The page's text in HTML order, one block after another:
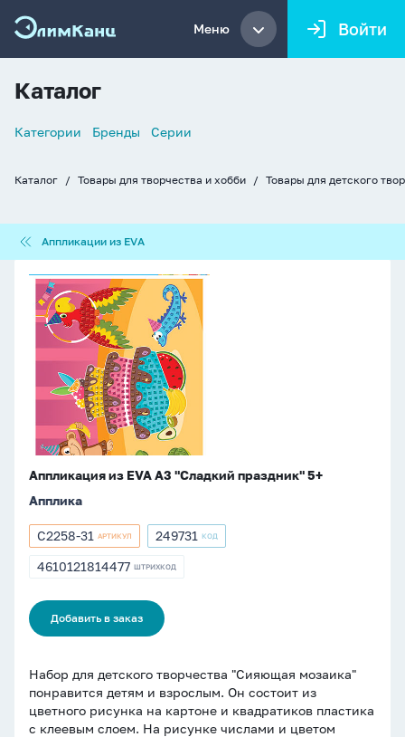
Меню Войти
Каталог
Список
Категории Бренды Серии
Каталог Товары для творчества и хобби Товары для детского
из
EVА
Аппликации из EVА
Аппликация
из
EVA
А3
"Сладкий
праздник"
5+
Аппликация из EVA А3 "Сладкий праздник" 5+
Апплика
Артикул
С2258-
С2258-31 АРТИКУЛ
Артикул
249731
249731 КОД
ШТРИХКОД
4610121814477 ШТРИХКОД
Добавить в заказ
Набор для детского творчества "Сияющая мозаика"
понравится детям и взрослым. Он состоит из
цветного рисунка на картоне и квадратиков пластика
с клеевым слоем. На рисунке числами и цветом